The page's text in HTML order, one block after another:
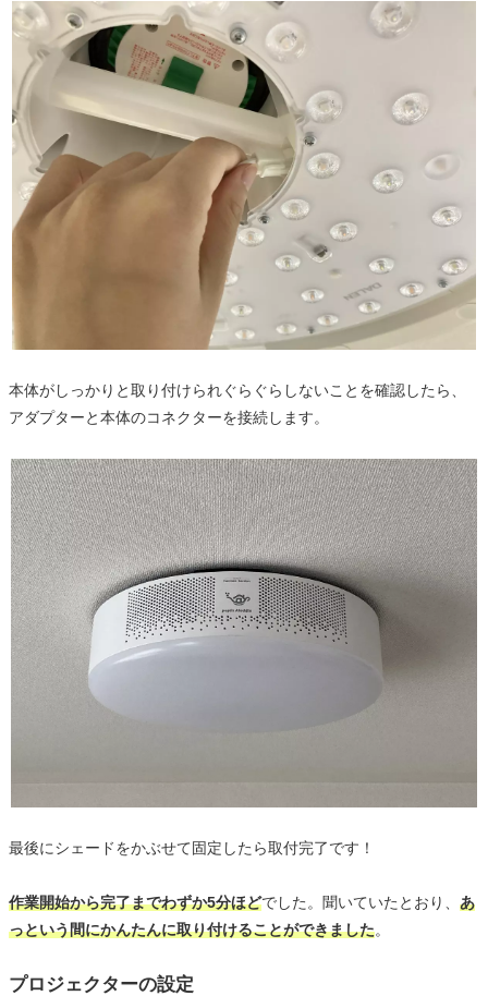
本体がしっかりと取り付けられぐらぐらしないことを確認したら、
アダプターと本体のコネクターを接続します。
最後にシェードをかぶせて固定したら取付完了です！
作業開始から完了までわずか5分ほどでした。聞いていたとおり、 あ
っという間にかんたんに取り付けることができました。
プロジェクターの設定